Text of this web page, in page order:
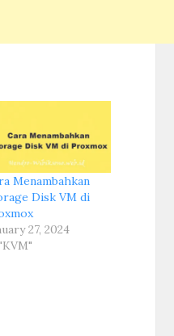
Menambahkan
Disk VM di
27, 2024